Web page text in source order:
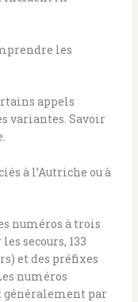
les
appels
variantes. Savoir
à l’Autriche ou à
numéros à trois
secours, 133
et des préfixes
numéros
par